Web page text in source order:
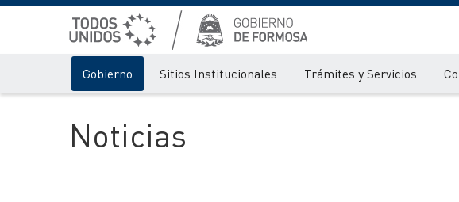
Gobierno Sitios Institucionales Trámites y Servicios
Noticias